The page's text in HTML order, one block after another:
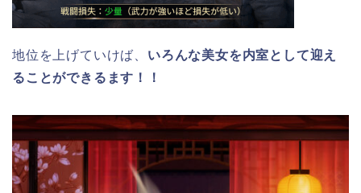
地位を上げていけば、 いろんな美女を内室として迎え
ることができるます！！